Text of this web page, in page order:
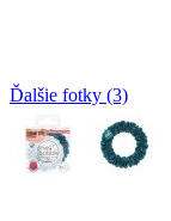
Ďalšie fotky (3)